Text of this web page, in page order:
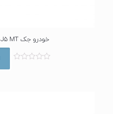
خودرو جک J5 MT دنده ای سال 1396